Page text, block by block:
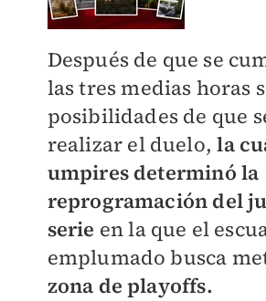
Después de que se
las tres medias horas
posibilidades de que
realizar el duelo,la
umpires determinó la
reprogramación del
serie en la que el
emplumado busca
zona de playoffs.